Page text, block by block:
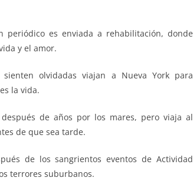
periódico es enviada a rehabilitación, donde
y el amor.
olvidadas viajan a Nueva York para
la vida.
de años por los mares, pero viaja al
de que sea tarde.
de los sangrientos eventos de Actividad
terrores suburbanos.